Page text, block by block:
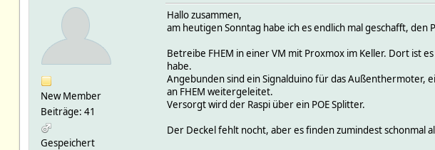
New Member
Beiträge: 41
Gespeichert
Hallo zusammen,
am heutigen Sonntag habe ich es endlich mal geschafft,
Betreibe FHEM in einer VM mit Proxmox im Keller. Dort ist
habe.
Angebunden sind ein Signalduino für das Außenthermoter,
an FHEM weitergeleitet.
Versorgt wird der Raspi über ein POE Splitter.
Der Deckel fehlt nocht, aber es finden zumindest schonmal